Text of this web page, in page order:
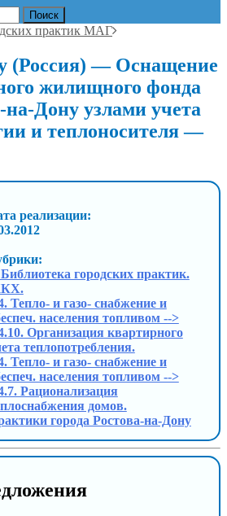
практик МАГ
(Россия) — Оснащение
жилищного фонда
на-Дону узлами учета
и теплоносителя —
реализации:
городских практик.
Тепло- и газо- снабжение и
населения топливом -->
Организация квартирного
теплопотребления.
Тепло- и газо- снабжение и
населения топливом -->
Рационализация
домов.
города Ростова-на-Дону